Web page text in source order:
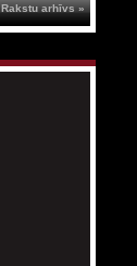
Rakstu arhīvs »